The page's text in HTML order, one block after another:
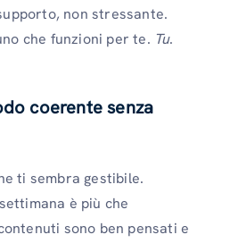
non stressante.
che funzioni per te. Tu.
coerente senza
ti sembra gestibile.
è più che
sono ben pensati e